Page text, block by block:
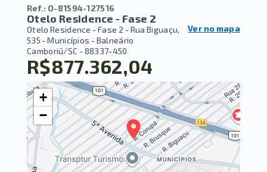
Ref.: O-81594-127516
Otelo Residence - Fase 2
Otelo Residence - Fase 2 -Rua Biguaçu,
535 - Municípios - Balneário
Camboriú/SC - 88337-450
Ver no mapa
R$877.362,04
+
−